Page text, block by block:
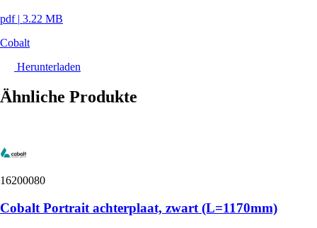
pdf | 3.22 MB
Cobalt
Herunterladen
Ähnliche Produkte
16200080
Cobalt Portrait achterplaat, zwart (L=1170mm)